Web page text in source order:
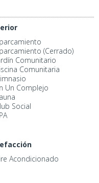
(Cerrado)
Comunitario
Comunitaria
Un Complejo
Social
Acondicionado